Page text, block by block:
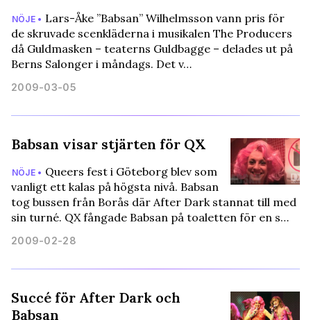
NÖJE • Lars-Åke ”Babsan” Wilhelmsson vann pris för
de skruvade scenkläderna i musikalen The Producers
då Guldmasken – teaterns Guldbagge – delades ut på
Berns Salonger i måndags. Det v…
2009-03-05
Babsan visar stjärten för QX
NÖJE • Queers fest i Göteborg blev som
vanligt ett kalas på högsta nivå. Babsan
tog bussen från Borås där After Dark stannat till med
sin turné. QX fångade Babsan på toaletten för en s…
2009-02-28
Succé för After Dark och
Babsan